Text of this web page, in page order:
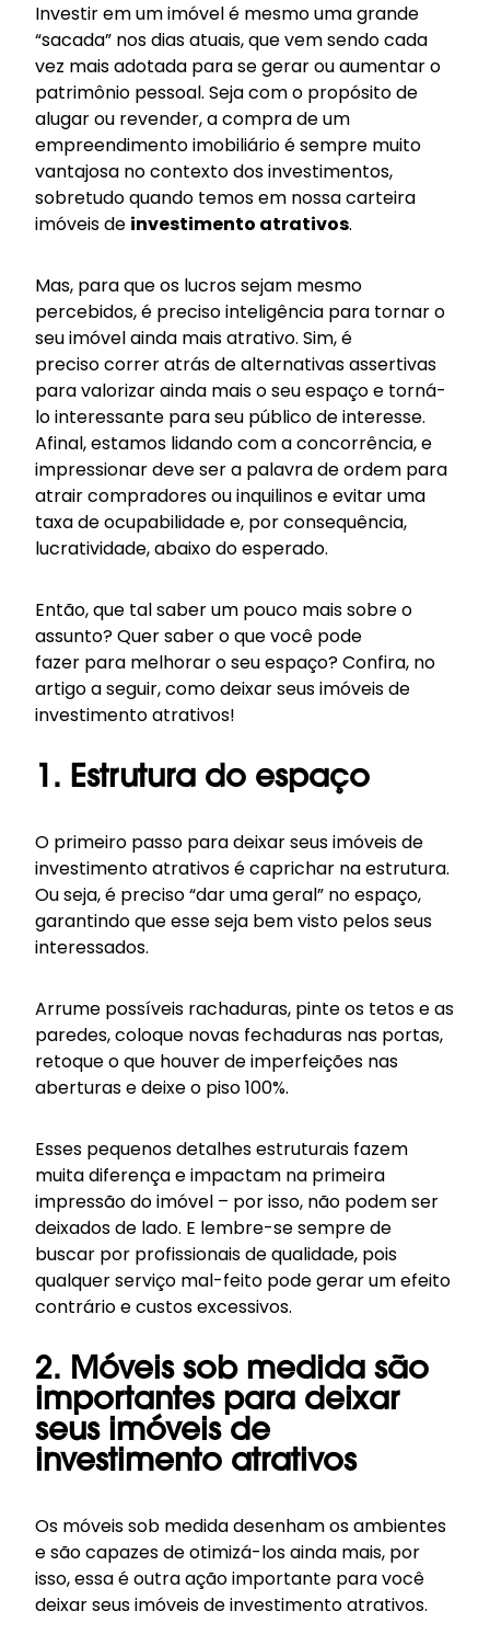
Investir em um imóvel é mesmo uma grande
“sacada” nos dias atuais, que vem sendo cada
vez mais adotada para se gerar ou aumentar o
patrimônio pessoal. Seja com o propósito de
alugar ou revender, a compra de um
empreendimento imobiliário é sempre muito
vantajosa no contexto dos investimentos,
sobretudo quando temos em nossa carteira
imóveis de investimento atrativos.
Mas, para que os lucros sejam mesmo
percebidos, é preciso inteligência para tornar o
seu imóvel ainda mais atrativo. Sim, é
preciso correr atrás de alternativas assertivas
para valorizar ainda mais o seu espaço e torná-
lo interessante para seu público de interesse.
Afinal, estamos lidando com a concorrência, e
impressionar deve ser a palavra de ordem para
atrair compradores ouinquilinose evitar uma
taxa de ocupabilidade e, por consequência,
lucratividade, abaixo do esperado.
Então, que tal saber um pouco mais sobre o
assunto? Quer saber o que você pode
fazer para melhorar o seu espaço? Confira, no
artigo a seguir, como deixar seus imóveis de
investimento atrativos!
1. Estrutura do espaço
O primeiro passo para deixar seus imóveis de
investimento atrativos é caprichar na estrutura.
Ou seja, é preciso “dar uma geral” no espaço,
garantindo que esse seja bem visto pelos seus
interessados.
Arrume possíveis rachaduras, pinte os tetos e as
paredes, coloque novas fechaduras nas portas,
retoque o que houver de imperfeições nas
aberturas e deixe o piso 100%.
Esses pequenos detalhes estruturais fazem
muita diferença e impactam na primeira
impressão do imóvel – por isso, não podem ser
deixados de lado. E lembre-se sempre de
buscar por profissionais de qualidade, pois
qualquer serviço mal-feito pode gerar um efeito
contrário e custos excessivos.
2. Móveis sob medida são
importantes para deixar
seus imóveis de
investimento atrativos
Os móveis sob medidadesenham os ambientes
e são capazes de otimizá-los ainda mais, por
isso, essa é outra ação importante para você
deixar seus imóveis de investimento atrativos.